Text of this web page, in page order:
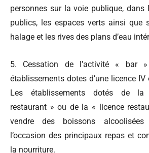
personnes sur la voie publique, dans
publics, les espaces verts ainsi que
halage et les rives des plans d’eau
5. Cessation de l’activité « bar
établissements dotes d’une licence IV
Les établissements dotés de
restaurant » ou de la « licence
vendre des boissons
l’occasion des principaux repas et
la nourriture.